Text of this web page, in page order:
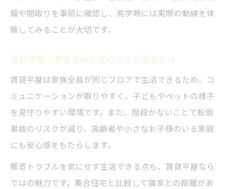
備や間取りを事前に確認し、見学時には実際の動線を体
験してみることが大切です。
賃貸平屋で家族全員が安心できる理由とは
賃貸平屋は家族全員が同じフロアで生活できるため、コ
ミュニケーションが取りやすく、子どもやペットの様子
を見守りやすい環境です。また、階段がないことで転倒
事故のリスクが減り、高齢者や小さなお子様のいる家庭
にも安心感をもたらします。
騒音トラブルを気にせず生活できる点も、賃貸平屋なら
ではの魅力です。集合住宅と比較して隣家との距離があ